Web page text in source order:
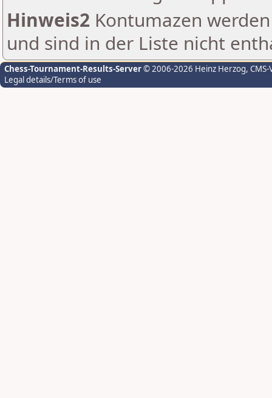
Hinweis2 Kontumazen
und sind in der Liste nicht
Chess-Tournament-Results-Server© 2006-2026 Heinz Herzog,
Legal details/Terms of use